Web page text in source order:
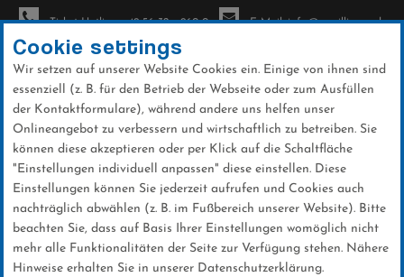
Direkt
zum
Inhalt
Ticket-Hotline: +49 56 32 - 960-0 E-Mail: info@sc-willingen.de
News
Cookie settings
Wir setzen auf unserer Website Cookies ein. Einige von ihnen sind
essenziell (z. B. für den Betrieb der Webseite oder zum Ausfüllen
der Kontaktformulare), während andere uns helfen unser
Onlineangebot zu verbessern und wirtschaftlich zu betreiben. Sie
können diese akzeptieren oder per Klick auf die Schaltfläche
"Einstellungen individuell anpassen" diese einstellen. Diese
Einstellungen können Sie jederzeit aufrufen und Cookies auch
nachträglich abwählen (z. B. im Fußbereich unserer Website). Bitte
beachten Sie, dass auf Basis Ihrer Einstellungen womöglich nicht
mehr alle Funktionalitäten der Seite zur Verfügung stehen. Nähere
Hinweise erhalten Sie in unserer Datenschutzerklärung.